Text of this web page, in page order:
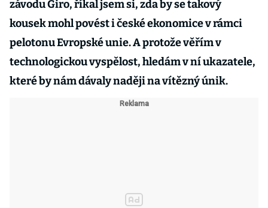
závodu Giro, říkal jsem si, zda by se tako­vý
kousek mohl povést i české ekonomice v rámci
pelotonu Evropské unie. A protože věřím v
technologickou vyspělost, hledám v ní ukazatele,
které by nám dávaly naději na vítězný únik.